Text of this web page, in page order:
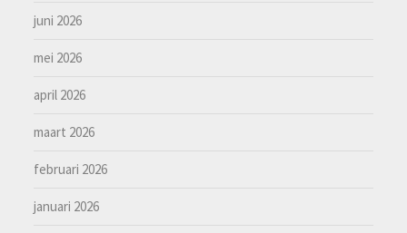
juni 2026
mei 2026
april 2026
maart 2026
februari 2026
januari 2026